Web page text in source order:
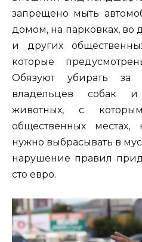
запрещено мыть
домом, на парковках, во
и других
которые
Обязуют убирать за
владельцев собак
животных, с
общественных
нужно выбрасывать в
нарушение правил
сто евро.